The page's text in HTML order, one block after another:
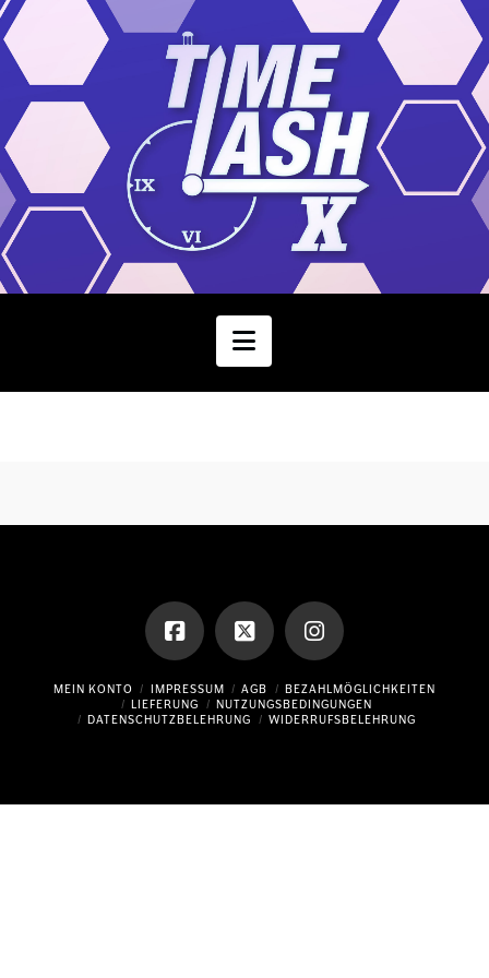
Navigation
MEIN KONTO IMPRESSUM AGB
BEZAHLMÖGLICHKEITEN
LIEFERUNG
NUTZUNGSBEDINGUNGEN
DATENSCHUTZBELEHRUNG
WIDERRUFSBELEHRUNG